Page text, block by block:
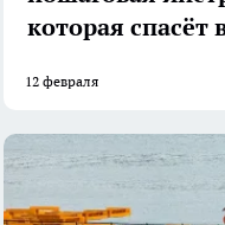
которая
12 февраля